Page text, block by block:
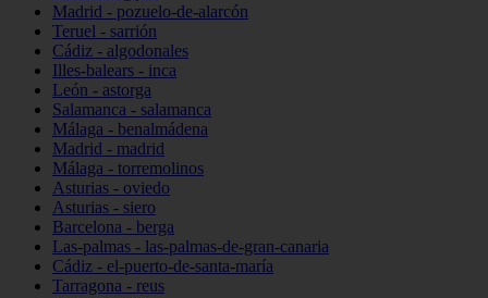
Madrid - pozuelo-de-alarcón
Teruel - sarrión
Cádiz - algodonales
Illes-balears - inca
León - astorga
Salamanca - salamanca
Málaga - benalmádena
Madrid - madrid
Málaga - torremolinos
Asturias - oviedo
Asturias - siero
Barcelona - berga
Las-palmas - las-palmas-de-gran-canaria
Cádiz - el-puerto-de-santa-maría
Tarragona - reus